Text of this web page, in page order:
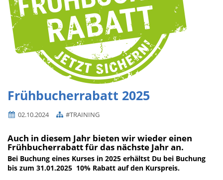
Frühbucherrabatt 2025
02.10.2024 #TRAINING
Auch in diesem Jahr bieten wir wieder einen
Frühbucherrabatt für das nächste Jahr an.
Bei Buchung eines Kurses in 2025 erhältst Du bei Buchung
bis zum 31.01.2025 10% Rabatt auf den Kurspreis.